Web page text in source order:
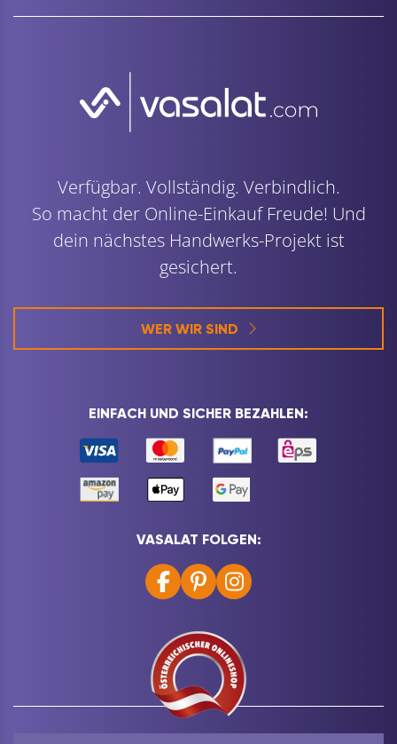
Verfügbar. Vollständig. Verbindlich.
So macht der Online-Einkauf Freude! Und
dein nächstes Handwerks-Projekt ist
gesichert.
WER WIR SIND
EINFACH UND SICHER BEZAHLEN:
VASALAT FOLGEN: